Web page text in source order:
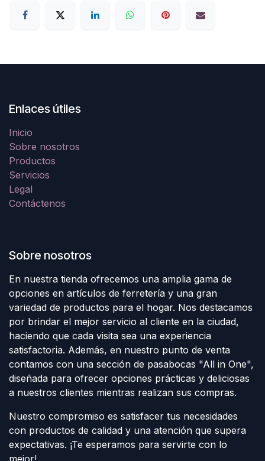
Enlaces útiles
Inicio
Sobre nosotros
Productos
Servicios
Legal
Contáctenos
Sobre nosotros
En nuestra tienda ofrecemos una amplia gama de
opciones en artículos de ferretería y una gran
variedad de productos para el hogar. Nos destacamos
por brindar el mejor servicio al cliente en la ciudad,
haciendo que cada visita sea una experiencia
satisfactoria. Además, en nuestro punto de venta
contamos con una sección de pasabocas "All in One",
diseñada para ofrecer opciones prácticas y deliciosas
a nuestros clientes mientras realizan sus compras.
Nuestro compromiso es satisfacer tus necesidades
con productos de calidad y una atención que supera
expectativas. ¡Te esperamos para servirte con lo